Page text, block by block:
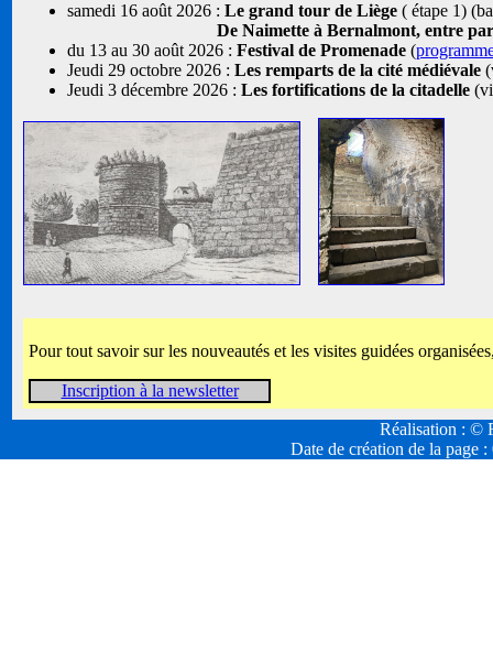
samedi 16 août 2026 : Le grand tour de Liège ( étape 1)
De Naimette à Bernalmont, entre
du 13 au 30 août 2026 : Festival de Promenade (
Jeudi 29 octobre 2026 : Les remparts de la cité médiévale
Jeudi 3 décembre 2026 : Les fortifications de la citadelle
Pour tout savoir sur les nouveautés et les visites guidées
Inscription à la newsletter
Réalisation : ©
Date de création de la page :